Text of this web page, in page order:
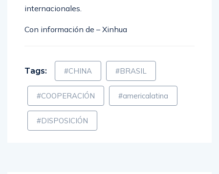
internacionales.
Con información de – Xinhua
Tags: #CHINA #BRASIL
#COOPERACIÓN #americalatina
#DISPOSICIÓN